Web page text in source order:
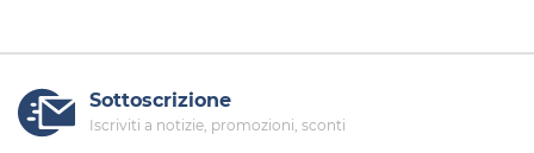
Sottoscrizione
Iscriviti a notizie, promozioni, sconti